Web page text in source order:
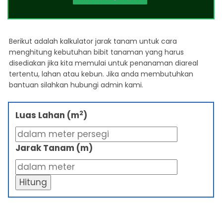
Berikut adalah kalkulator jarak tanam untuk cara
menghitung kebutuhan bibit tanaman yang harus
disediakan jika kita memulai untuk penanaman diareal
tertentu, lahan atau kebun. Jika anda membutuhkan
bantuan silahkan hubungi admin kami.
Luas Lahan (m2)
Jarak Tanam (m)
Hitung